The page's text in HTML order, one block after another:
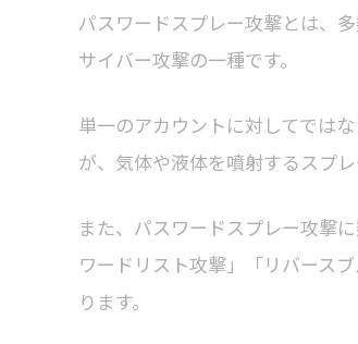
パスワードスプレー攻撃とは、
サイバー攻撃の一種です。
単一のアカウントに対してでは
が、気体や液体を噴射するスプ
また、パスワードスプレー攻撃
ワードリスト攻撃」「リバース
ります。